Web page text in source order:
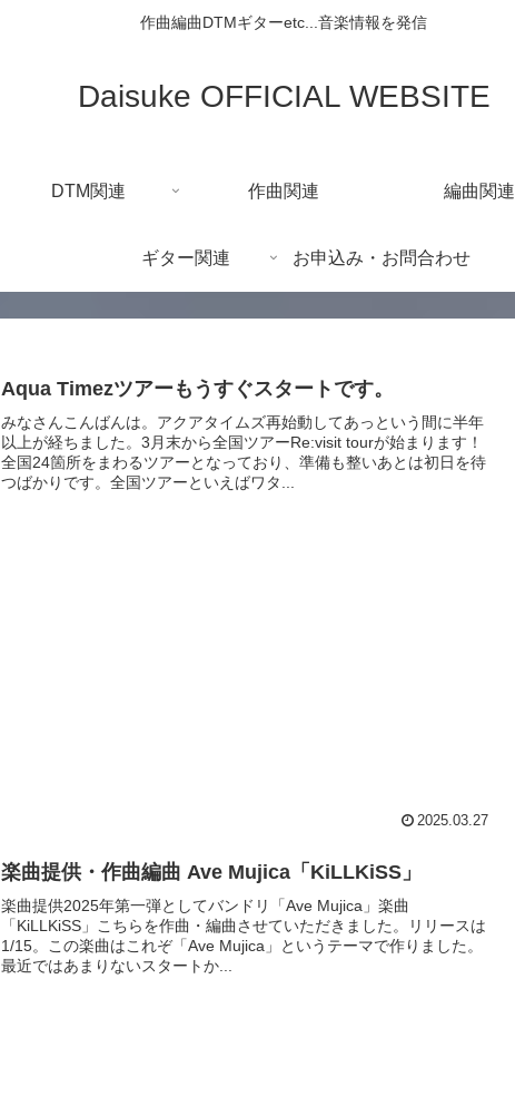
作曲編曲DTMギターetc...音楽情報を発信
Daisuke OFFICIAL WEBSITE
DTM関連 作曲関連 編曲関連
ギター関連 お申込み・お問合わせ
Aqua Timezツアーもうすぐスタートです。
みなさんこんばんは。アクアタイムズ再始動してあっという間に半年
以上が経ちました。3月末から全国ツアーRe:visit tourが始まります！
全国24箇所をまわるツアーとなっており、準備も整いあとは初日を待
つばかりです。全国ツアーといえばワタ...
2025.03.27
楽曲提供・作曲編曲 Ave Mujica「KiLLKiSS」
楽曲提供2025年第一弾としてバンドリ「Ave Mujica」楽曲
「KiLLKiSS」こちらを作曲・編曲させていただきました。リリースは
1/15。この楽曲はこれぞ「Ave Mujica」というテーマで作りました。
最近ではあまりないスタートか...